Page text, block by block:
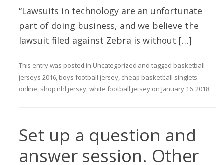
“Lawsuits in technology are an unfortunate
part of doing business, and we believe the
lawsuit filed against Zebra is without […]
This entry was posted in Uncategorized and tagged basketball
jerseys 2016, boys football jersey, cheap basketball singlets
online, shop nhl jersey,white football jersey on January 16, 2018.
Set up a question and
answer session. Other